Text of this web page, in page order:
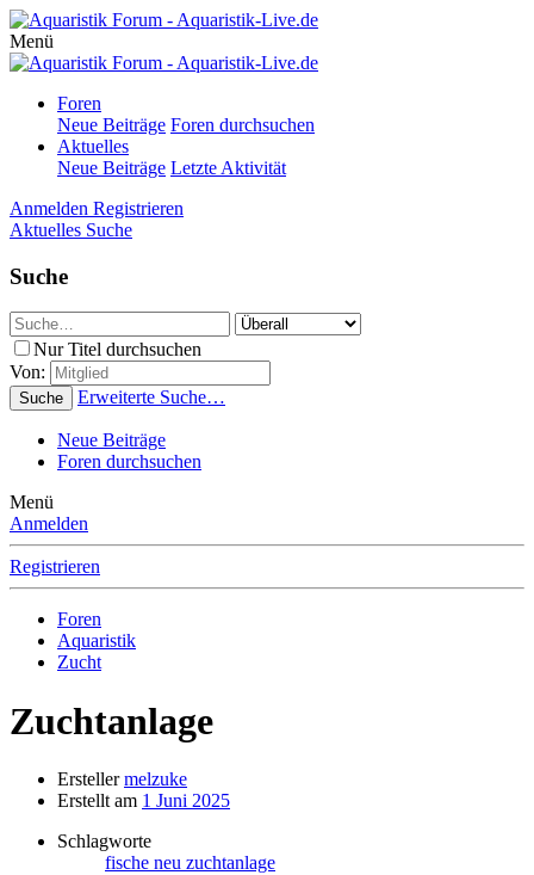
Menü
Foren
Neue Beiträge Foren durchsuchen
Aktuelles
Neue Beiträge Letzte Aktivität
Anmelden Registrieren
Aktuelles Suche
Suche
Nur Titel durchsuchen
Von:
Suche Erweiterte Suche…
Neue Beiträge
Foren durchsuchen
Menü
Anmelden
Registrieren
Foren
Aquaristik
Zucht
Zuchtanlage
Ersteller melzuke
Erstellt am 1 Juni 2025
Schlagworte
fische neu zuchtanlage